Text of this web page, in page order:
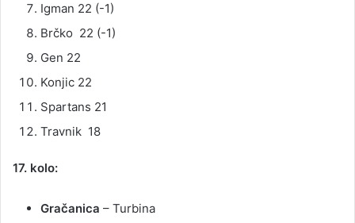
Igman 22 (-1)
Brčko 22 (-1)
Gen 22
Konjic 22
Spartans 21
Travnik 18
17. kolo:
Gračanica – Turbina